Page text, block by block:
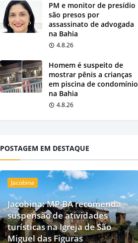
PM e monitor de presídio
são presos por
assassinato de advogada
na Bahia
4.8.26
Homem é suspeito de
mostrar pênis a crianças
em piscina de condomínio
na Bahia
4.8.26
POSTAGEM EM DESTAQUE
Jacobina
Jacobina: MP-BA recomenda
suspensão de atividades
turísticas na Igreja de São
Miguel das Figuras